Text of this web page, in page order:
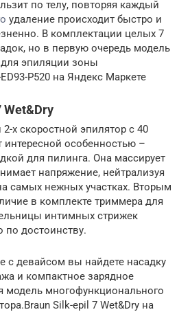
по телу, повторяя каждый
удаление происходит быстро и
В комплектации целых 7
но в первую очередь модель
эпиляции зоны
P520 на Яндекс Маркете
Wet&Dry
х скоростной эпилятор с 40
интересной особенностью –
для пилинга. Она массирует
напряжение, нейтрализуя
самых нежных участках. Вторым
в комплекте триммера для
интимных стрижек
по достоинству.
с девайсом вы найдете насадку
и компактное зарядное
модель многофункционального
Silk-epil 7 Wet&Dry на